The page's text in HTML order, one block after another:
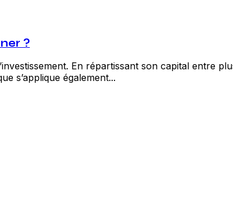
?
En répartissant son capital entre
s’applique également...